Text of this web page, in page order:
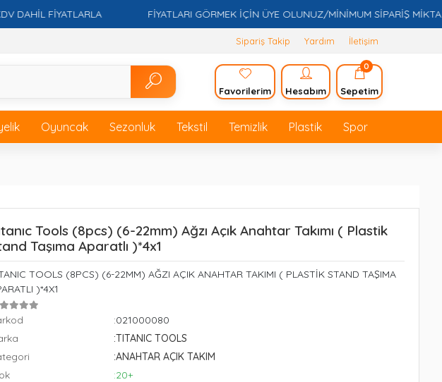
FİYATLARLA FİYATLARI GÖRMEK İÇİN ÜYE OLUNUZ/MİNİMUM SİPARİŞ MİKTARI
Sipariş Takip Yardım İletişim
Favorilerim Hesabım
0
Sepetim
Oyuncak Sezonluk Tekstil Temizlik Plastik Spor
Tools (8pcs) (6-22mm) Ağzı Açık Anahtar Takımı ( Plastik
Taşıma Aparatlı )*4x1
TOOLS (8PCS) (6-22MM) AĞZI AÇIK ANAHTAR TAKIMI ( PLASTİK STAND TAŞIMA
)*4X1
:021000080
:TITANIC TOOLS
:ANAHTAR AÇIK TAKIM
:20+